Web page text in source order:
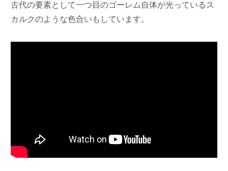
古代の要素として一つ目のゴーレム自体が光っているス
カルクのような色合いもしています。